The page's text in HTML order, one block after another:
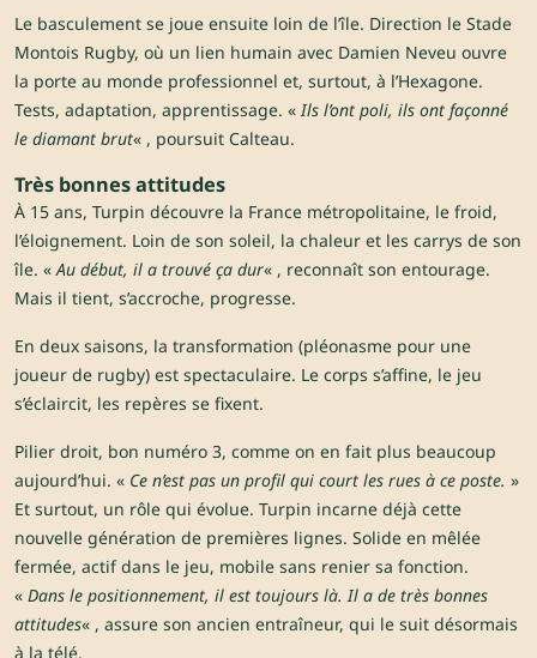
Le basculement se joue ensuite loin de l’île. Direction le Stade
Montois Rugby, où un lien humain avec Damien Neveu ouvre
la porte au monde professionnel et, surtout, à l’Hexagone.
Tests, adaptation, apprentissage. «Ils l’ont poli, ils ont façonné
le diamant brut« , poursuit Calteau.
Très bonnes attitudes
À 15 ans, Turpin découvre la France métropolitaine, le froid,
l’éloignement. Loin de son soleil, la chaleur et les carrys de son
île. «Au début, il a trouvé ça dur« , reconnaît son entourage.
Mais il tient, s’accroche, progresse.
En deux saisons, la transformation (pléonasme pour une
joueur de rugby) est spectaculaire. Le corps s’affine, le jeu
s’éclaircit, les repères se fixent.
Pilier droit, bon numéro 3, comme on en fait plus beaucoup
aujourd’hui. « Ce n’est pas un profil qui court les rues à ce poste. »
Et surtout, un rôle qui évolue. Turpin incarne déjà cette
nouvelle génération de premières lignes. Solide en mêlée
fermée, actif dans le jeu, mobile sans renier sa fonction.
« Dans le positionnement, il est toujours là. Il a de très bonnes
attitudes« , assure son ancien entraîneur, qui le suit désormais
à la télé.